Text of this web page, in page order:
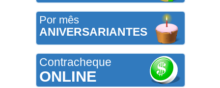
Por mês
ANIVERSARIANTES
Contracheque
ONLINE